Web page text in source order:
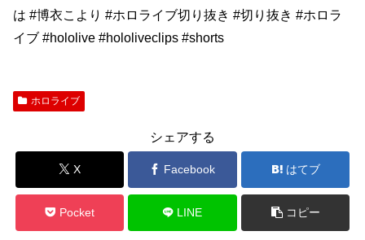
は #博衣こより #ホロライブ切り抜き #切り抜き #ホロラ
イブ #hololive #hololiveclips #shorts
ホロライブ
シェアする
X Facebook はてブ
Pocket LINE コピー